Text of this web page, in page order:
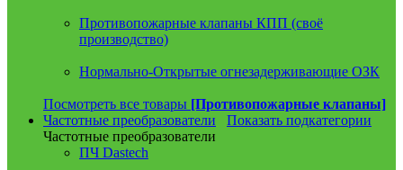
Противопожарные клапаны КПП (своё
производство)
Нормально-Открытые огнезадерживающие ОЗК
Посмотреть все товары [Противопожарные клапаны]
Частотные преобразователи
Показать подкатегории
Частотные преобразователи
ПЧ Dastech